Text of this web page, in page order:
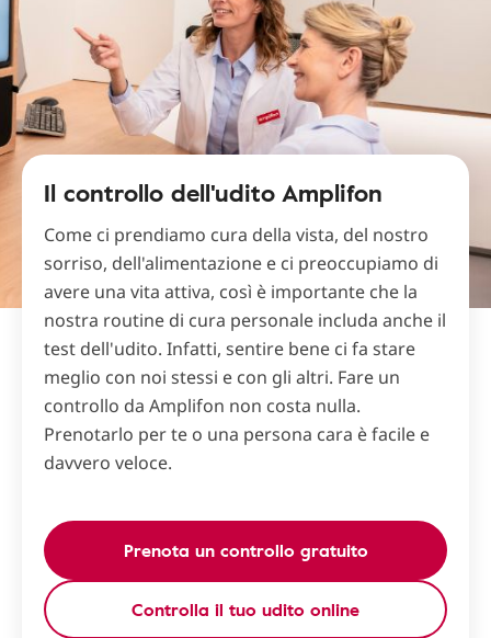
Il controllo dell'udito Amplifon
Come ci prendiamo cura della vista, del nostro
sorriso, dell'alimentazione e ci preoccupiamo di
avere una vita attiva, così è importante che la
nostra routine di cura personale includa anche il
test dell'udito. Infatti, sentire bene ci fa stare
meglio con noi stessi e con gli altri. Fare un
controllo da Amplifon non costa nulla.
Prenotarlo per te o una persona cara è facile e
davvero veloce.
Prenota un controllo gratuito
Controlla il tuo udito online